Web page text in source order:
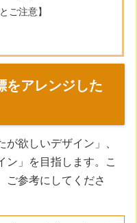
ご注意】
アレンジした
欲しいデザイン」、
ン」を目指します。こ
ご参考にしてくださ